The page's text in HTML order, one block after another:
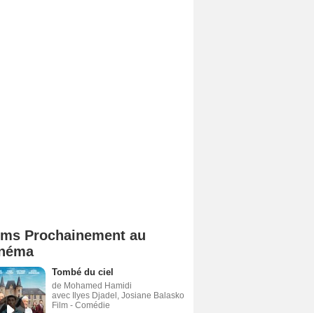
Prochainement au
Tombé du ciel
de Mohamed Hamidi
avec Ilyes Djadel, Josiane Balasko
Film - Comédie